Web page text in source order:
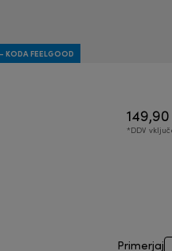
KODA FEELGOOD
*DDV
Primerjaj